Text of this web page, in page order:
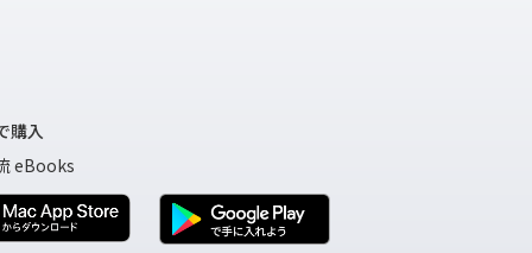
購入
eBooks